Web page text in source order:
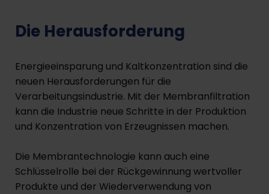
Die Herausforderung
Energieeinsparung und Kaltkonzentration sind die
neuen Herausforderungen für die
Verarbeitungsindustrie. Mit der Membranfiltration
kann die Industrie neue Schritte in der Produktion
und Konzentration von Erzeugnissen machen.
Die Membrantechnologie kann auch eine
Schlüsselrolle bei der Rückgewinnung wertvoller
Produkte und der Wiederverwendung von